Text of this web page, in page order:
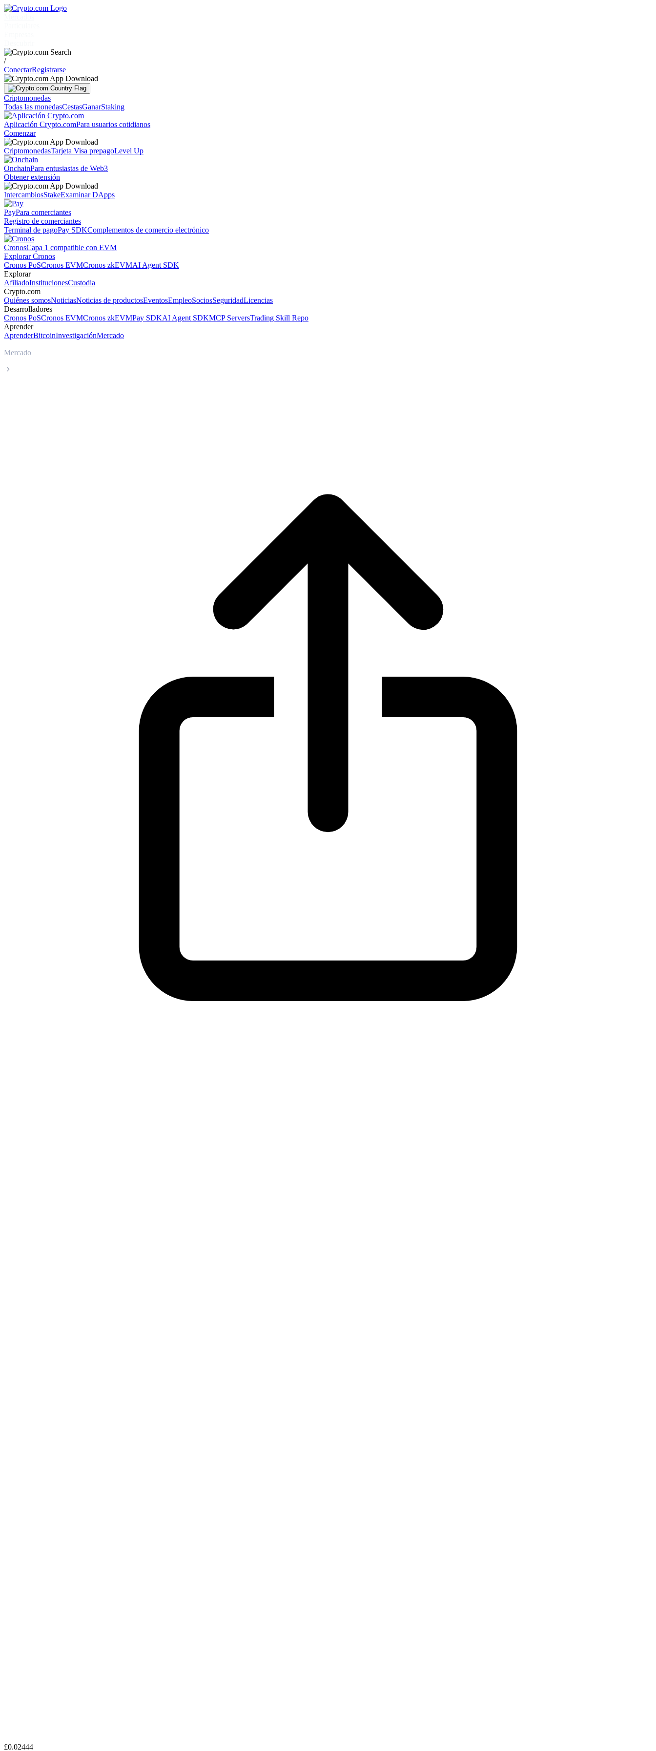
/
ConectarRegistrarse
Criptomonedas
Todas las monedasCestasGanarStaking
Aplicación Crypto.comPara usuarios cotidianos
Comenzar
CriptomonedasTarjeta Visa prepagoLevel Up
OnchainPara entusiastas de Web3
Obtener extensión
IntercambiosStakeExaminar DApps
PayPara comerciantes
Registro de comerciantes
Terminal de pagoPay SDKComplementos de comercio electrónico
CronosCapa 1 compatible con EVM
Explorar Cronos
Cronos PoSCronos EVMCronos zkEVMAI Agent SDK
Explorar
AfiliadoInstitucionesCustodia
Crypto.com
Quiénes somosNoticiasNoticias de productosEventosEmpleoSociosSeguridadLicencias
Desarrolladores
Cronos PoSCronos EVMCronos zkEVMPay SDKAI Agent SDKMCP ServersTrading Skill Repo
Aprender
AprenderBitcoinInvestigaciónMercado
Mercado
£0.02444